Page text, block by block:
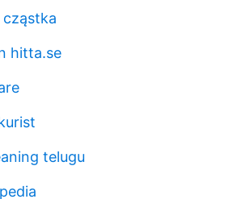
hitta.se
telugu